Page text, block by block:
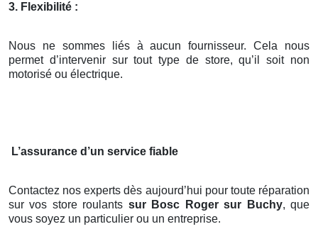
3. Flexibilité :
Nous ne sommes liés à aucun fournisseur. Cela nous
permet d’intervenir sur tout type de store, qu’il soit non
motorisé ou électrique.
L’assurance d’un service fiable
Contactez nos experts dès aujourd’hui pour toute réparation
sur vos store roulants sur Bosc Roger sur Buchy, que
vous soyez un particulier ou un entreprise.